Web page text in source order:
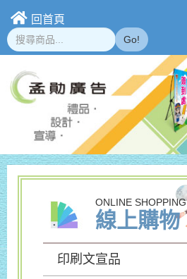
回首頁
Go!
ONLINE SHOPPING
線上購物
印刷文宣品